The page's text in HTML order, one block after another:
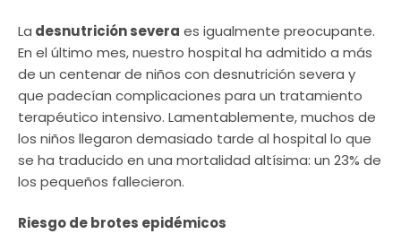
La desnutrición severa es igualmente preocupante.
En el último mes, nuestro hospital ha admitido a más
de un centenar de niños con desnutrición severa y
que padecían complicaciones para un tratamiento
terapéutico intensivo. Lamentablemente, muchos de
los niños llegaron demasiado tarde al hospital lo que
se ha traducido en una mortalidad altísima: un 23% de
los pequeños fallecieron.
Riesgo de brotes epidémicos